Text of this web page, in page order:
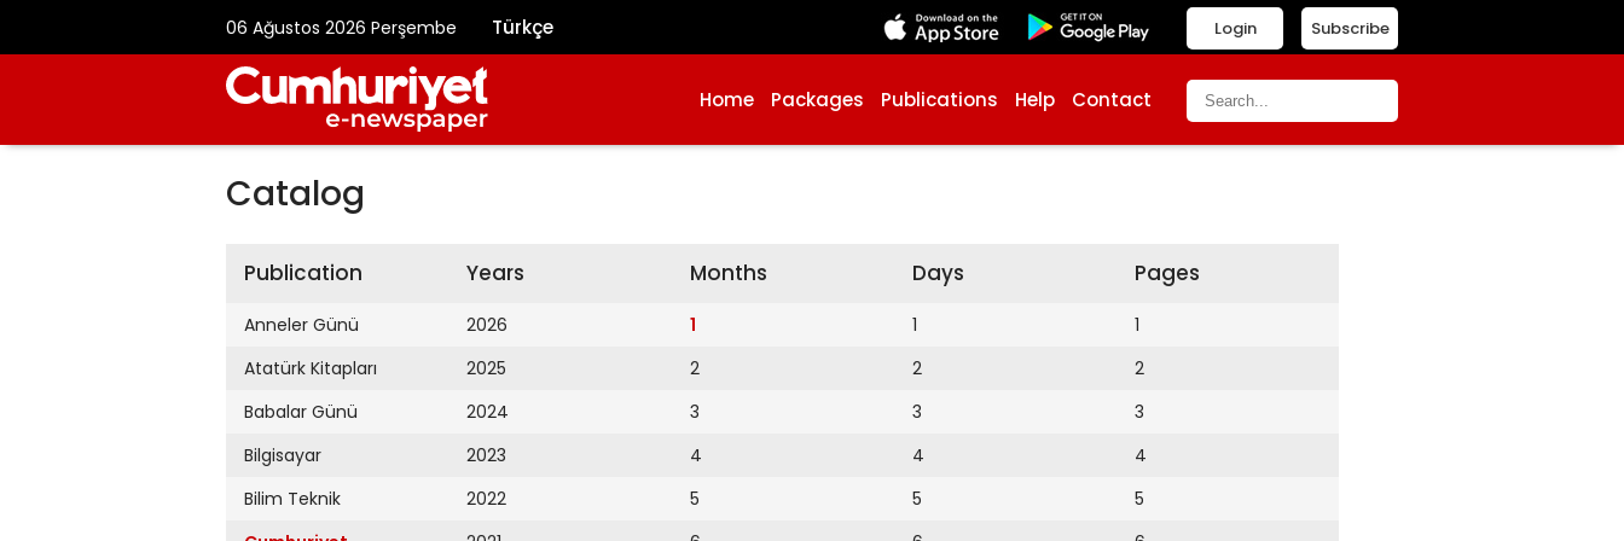
06 Ağustos 2026 Perşembe Türkçe Subscribe
Login
Home Packages Publications Help Contact
Catalog
Publication
Anneler Günü
Atatürk Kitapları
Babalar Günü
Bilgisayar
Bilim Teknik
Years
2026
2025
2024
2023
2022
Months
1
2
3
4
5
Days
1
2
3
4
5
Pages
1
2
3
4
5